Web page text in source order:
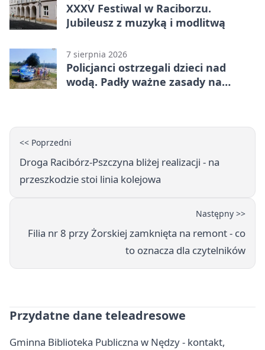
XXXV Festiwal w Raciborzu.
Jubileusz z muzyką i modlitwą
7 sierpnia 2026
Policjanci ostrzegali dzieci nad
wodą. Padły ważne zasady na
<< Poprzedni
Droga Racibórz-Pszczyna bliżej realizacji - na
przeszkodzie stoi linia kolejowa
Następny >>
Filia nr 8 przy Żorskiej zamknięta na remont - co
to oznacza dla czytelników
Przydatne dane teleadresowe
Gminna Biblioteka Publiczna w Nędzy - kontakt,